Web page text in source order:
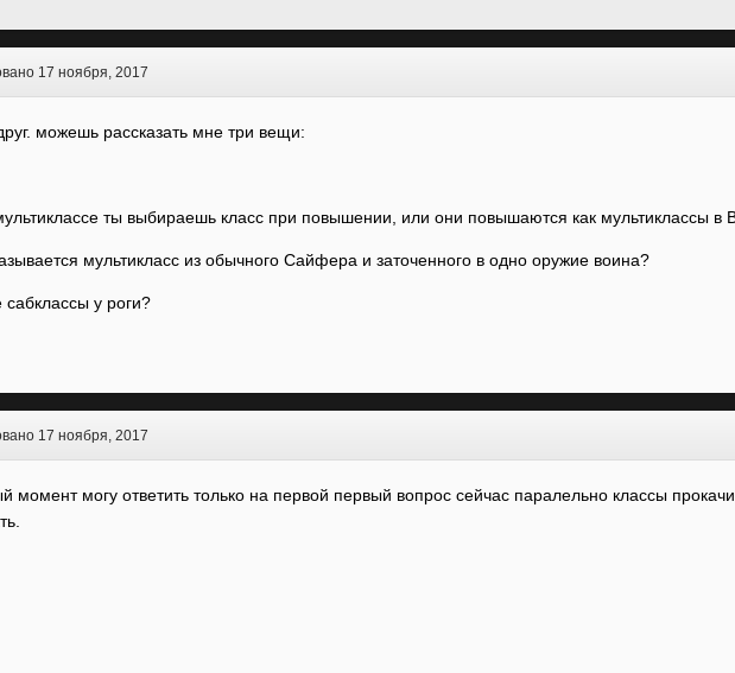
17 ноября, 2017
можешь рассказать мне три вещи:
ты выбираешь класс при повышении, или они повышаются как мультиклассы в
мультикласс из обычного Сайфера и заточенного в одно оружие воина?
сабклассы у роги?
17 ноября, 2017
момент могу ответить только на первой первый вопрос сейчас паралельно классы